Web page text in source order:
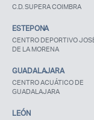
C.D. SUPERA COIMBRA
ESTEPONA
CENTRO DEPORTIVO
DE LA MORENA
GUADALAJARA
CENTRO ACUÁTICO DE
GUADALAJARA
LEÓN